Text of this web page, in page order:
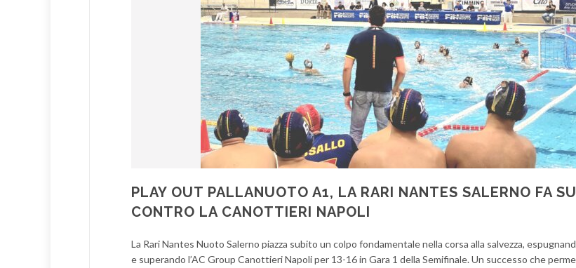
PLAY OUT PALLANUOTO A1, LA RARI NANTES SALERNO FA
CONTRO LA CANOTTIERI NAPOLI
La Rari Nantes Nuoto Salerno piazza subito un colpo fondamentale nella corsa alla salvezza,
e superando l’AC Group Canottieri Napoli per 13-16 in Gara 1 della Semifinale. Un successo che